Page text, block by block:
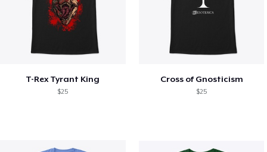
T-Rex Tyrant King
$25
Cross of Gnosticism
$25